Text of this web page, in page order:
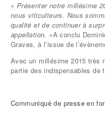
« Présenter notre millésime
nous viticulteurs. Nous
qualité et de continuer à
appellation. »A conclu
Graves, à l’issue de
Avec un millésime 2015 très
partie des indispensables de
Communiqué de presse en